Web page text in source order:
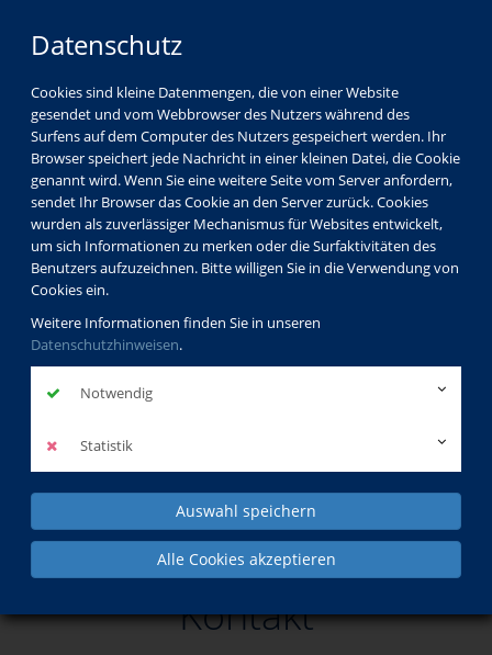
Datenschutz
Cookies sind kleine Datenmengen, die von einer Website
gesendet und vom Webbrowser des Nutzers während des
Surfens auf dem Computer des Nutzers gespeichert werden. Ihr
Browser speichert jede Nachricht in einer kleinen Datei, die Cookie
genannt wird. Wenn Sie eine weitere Seite vom Server anfordern,
sendet Ihr Browser das Cookie an den Server zurück. Cookies
wurden als zuverlässiger Mechanismus für Websites entwickelt,
um sich Informationen zu merken oder die Surfaktivitäten des
Benutzers aufzuzeichnen. Bitte willigen Sie in die Verwendung von
Cookies ein.
Weitere Informationen finden Sie in unseren
Datenschutzhinweisen.
Notwendig
Statistik
Auswahl speichern
Alle Cookies akzeptieren
Kontakt